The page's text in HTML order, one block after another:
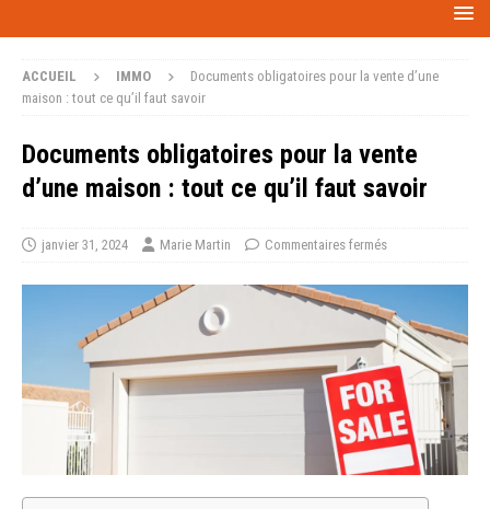
ACCUEIL IMMO
Documents obligatoires pour la vente d’une
maison : tout ce qu’il faut savoir
Documents obligatoires pour la vente
d’une maison : tout ce qu’il faut savoir
janvier 31, 2024 Marie Martin Commentaires fermés